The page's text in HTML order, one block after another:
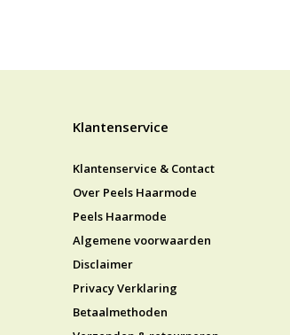
Klantenservice
Klantenservice & Contact
Over Peels Haarmode
Peels Haarmode
Algemene voorwaarden
Disclaimer
Privacy Verklaring
Betaalmethoden